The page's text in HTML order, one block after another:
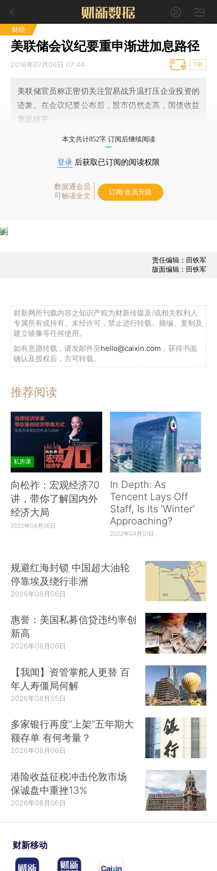
财经
美联储会议纪要重申渐进加息路径
2018年07月06日 07:44 T中
美联储官员称正密切关注贸易战升温打压企业投资的
迹象。在会议纪要公布后，股市仍然走高，国债收益
率近持平
本文共计852字 订阅后继续阅读
登录 后获取已订阅的阅读权限
数据通会员
可畅读全文
订阅/会员升级
责任编辑：田铁军
版面编辑：田铁军
财新网所刊载内容之知识产权为财新传媒及/或相关权利人
专属所有或持有。未经许可，禁止进行转载、摘编、复制及
建立镜像等任何使用。
如有意愿转载，请发邮件至hello@caixin.com ，获得书面
确认及授权后，方可转载。
推荐阅读
私房课
向松祚：宏观经济70
讲，带你了解国内外
经济大局
2022年04月06日
In Depth: As
Tencent Lays Off
Staff, Is Its ‘Winter’
Approaching?
2022年04月01日
规避红海封锁 中国超大油轮
停靠埃及绕行非洲
2026年08月06日
惠誉：美国私募信贷违约率创
新高
2026年08月06日
【我闻】资管掌舵人更替 百
年人寿僵局何解
2026年08月05日
多家银行再度“上架”五年期大
额存单 有何考量？
2026年08月06日
港险收益征税冲击伦敦市场
保诚盘中重挫13%
2026年08月06日
财新移动